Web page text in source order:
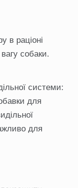
в раціоні
собаки.
системи:
для
для